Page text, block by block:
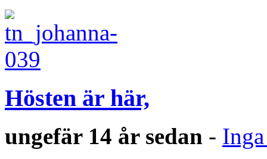
Hösten är här,
ungefär 14 år sedan -